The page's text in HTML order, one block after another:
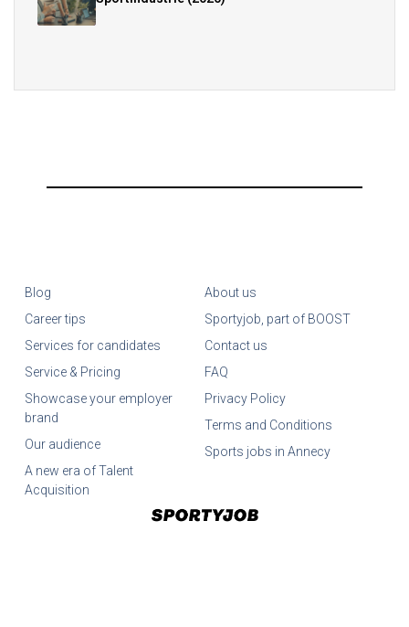
Blog
Career tips
Services for candidates
Service & Pricing
Showcase your employer
brand
Our audience
A new era of Talent
Acquisition
About us
Sportyjob, part of BOOST
Contact us
FAQ
Privacy Policy
Terms and Conditions
Sports jobs in Annecy